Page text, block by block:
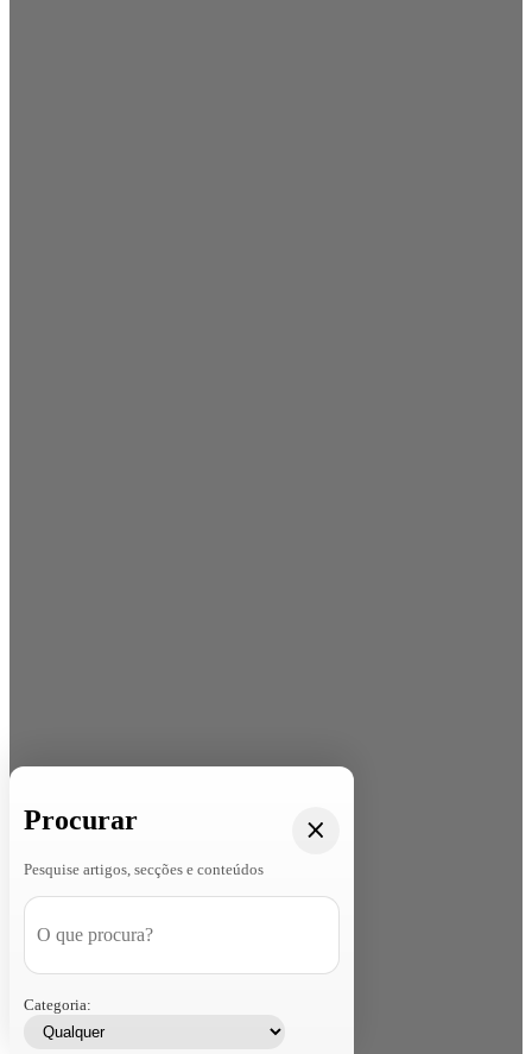
Procurar
Pesquise artigos, secções e conteúdos
Categoria: